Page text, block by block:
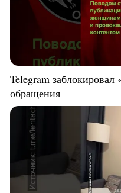
Telegram
обращения